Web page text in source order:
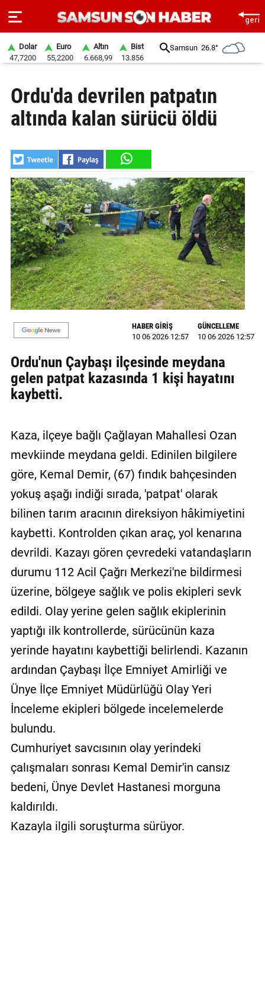
SAYFA
SAMSUN
SAMSUNSPOR
GÜNDEM
SİYASET
EKONOMİ
DÜNYA
MAGAZİN
GALERİ
VİDEO
YAZARLAR
BİZE
ULAŞIN
İletişim
Gizlilik
Politikası
Dolar
47,7200
Euro
55,2200
Altın
6.668,99
Bist
13.856
Samsun 26.8°
Ordu'da devrilen patpatın
altında kalan sürücü öldü
HABER GİRİŞ
10 06 2026 12:57
GÜNCELLEME
10 06 2026 12:57
Ordu'nun Çaybaşı ilçesinde meydana
gelen patpat kazasında 1 kişi hayatını
kaybetti.
Kaza, ilçeye bağlı Çağlayan Mahallesi Ozan
mevkiinde meydana geldi. Edinilen bilgilere
göre, Kemal Demir, (67) fındık bahçesinden
yokuş aşağı indiği sırada, 'patpat' olarak
bilinen tarım aracının direksiyon hâkimiyetini
kaybetti. Kontrolden çıkan araç, yol kenarına
devrildi. Kazayı gören çevredeki vatandaşların
durumu 112 Acil Çağrı Merkezi'ne bildirmesi
üzerine, bölgeye sağlık ve polis ekipleri sevk
edildi. Olay yerine gelen sağlık ekiplerinin
yaptığı ilk kontrollerde, sürücünün kaza
yerinde hayatını kaybettiği belirlendi. Kazanın
ardından Çaybaşı İlçe Emniyet Amirliği ve
Ünye İlçe Emniyet Müdürlüğü Olay Yeri
İnceleme ekipleri bölgede incelemelerde
bulundu.
Cumhuriyet savcısının olay yerindeki
çalışmaları sonrası Kemal Demir'in cansız
bedeni, Ünye Devlet Hastanesi morguna
kaldırıldı.
Kazayla ilgili soruşturma sürüyor.